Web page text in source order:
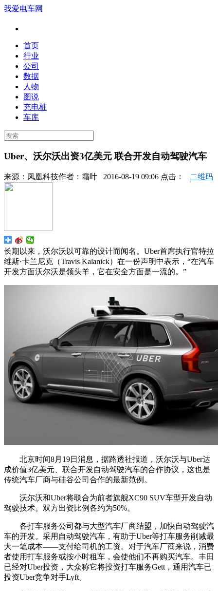
我爱电车网
首页
行业
公司
数据
人物
图说
充电桩
车库
Uber、沃尔沃出资3亿美元 联合开发自动驾驶汽车
来源： 凤凰科技作者： 霜叶 2016-08-19 09:06 点击： 二维码
长期以来，沃尔沃以可靠的设计而闻名。Uber首席执行官特拉
维斯·卡兰尼克（Travis Kalanick）在一份声明中表示，“在汽车
开发方面沃尔沃是领头羊，它在安全方面是一流的。”
北京时间8月19日消息，据路透社报道，沃尔沃与Uber达
成价值3亿美元、联合开发自动驾驶汽车的合作协议，这也是
传统汽车厂商与硅谷公司合作的最新范例。
沃尔沃和Uber将联合为前者旗舰XC90 SUV车型开发自动
驾驶技术。双方出资比例各约为50%。
各打车服务公司都与大型汽车厂商结盟，加快自动驾驶汽
车的开发。采用自动驾驶汽车，有助于Uber等打车服务削减最
大一笔成本——支付给司机的工资。对于汽车厂商来说，消费
者使用打车服务或按小时租车，会使他们不再购买汽车。丰田
已经对Uber投资，大众称它将投资打车服务Gett，通用汽车已
投资Uber竞争对手Lyft。